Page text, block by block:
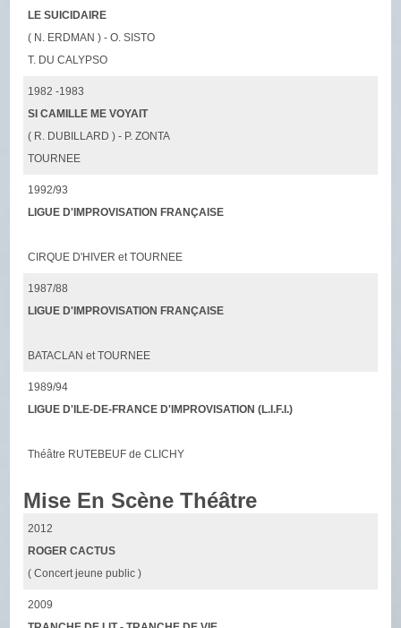
LE SUICIDAIRE
( N. ERDMAN ) - O. SISTO
T. DU CALYPSO
1982 -1983
SI CAMILLE ME VOYAIT
( R. DUBILLARD ) - P. ZONTA
TOURNEE
1992/93
LIGUE D'IMPROVISATION FRANÇAISE
CIRQUE D'HIVER et TOURNEE
1987/88
LIGUE D'IMPROVISATION FRANÇAISE
BATACLAN et TOURNEE
1989/94
LIGUE D'ILE-DE-FRANCE D'IMPROVISATION (L.I.F.I.)
Théâtre RUTEBEUF de CLICHY
Mise En Scène Théâtre
2012
ROGER CACTUS
( Concert jeune public )
2009